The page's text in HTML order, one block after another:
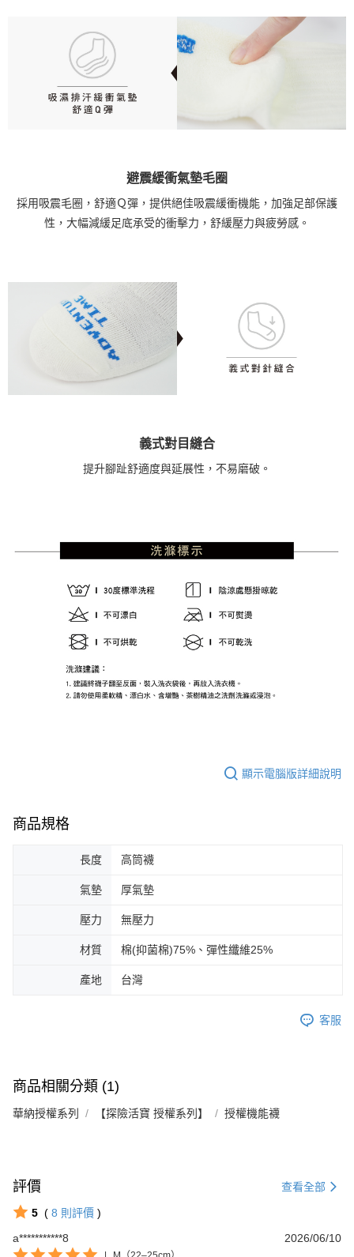
避震緩衝氣墊毛圈
採用吸震毛圈，舒適Ｑ彈，提供絕佳吸震緩衝機能，加強足部保護
性，大幅減緩足底承受的衝擊力，舒緩壓力與疲勞感。
義式對目縫合
提升腳趾舒適度與延展性，不易磨破。
顯示電腦版詳細說明
商品規格
長度 高筒襪
氣墊 厚氣墊
壓力 無壓力
材質 棉(抑菌棉)75%、彈性纖維25%
產地 台灣
客服
商品相關分類 (1)
華納授權系列 【探險活寶 授權系列】 授權機能襪
評價 查看全部
5 ( 8 則評價 )
a***********8
2026/06/10